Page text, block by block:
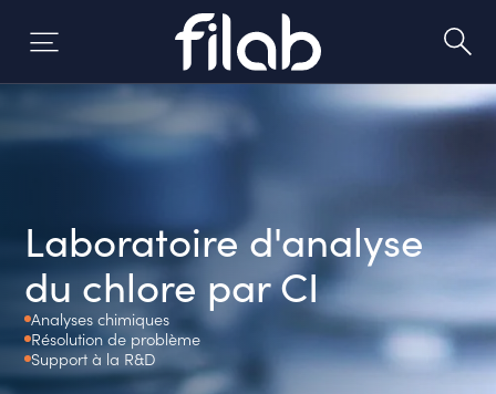
Laboratoire d'analyse
du chlore par CI
Analyses chimiques
Résolution de problème
Support à la R&D